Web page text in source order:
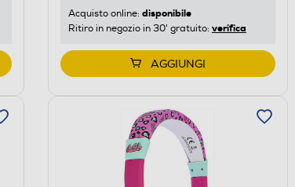
Acquisto online: disponibile
Ritiro in negozio in 30' gratuito: verifica
AGGIUNGI